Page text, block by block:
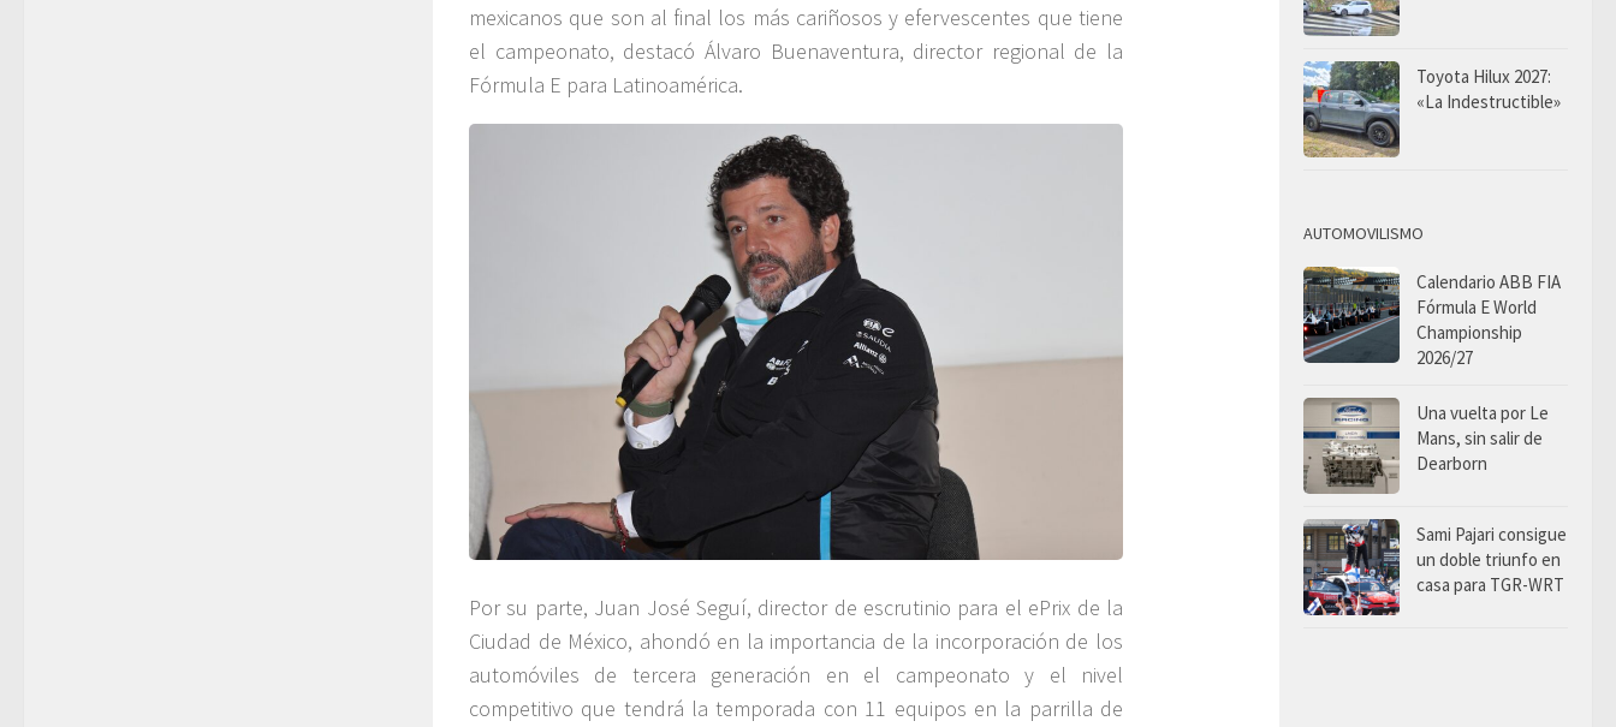
mexicanos que son al final los más cariñosos y efervescentes que tiene
el campeonato, destacó Álvaro Buenaventura, director regional de la
Fórmula E para Latinoamérica.
Por su parte, Juan José Seguí, director de escrutinio para el ePrix de la
Ciudad de México, ahondó en la importancia de la incorporación de los
automóviles de tercera generación en el campeonato y el nivel
competitivo que tendrá la temporada con 11 equipos en la parrilla de
Toyota Hilux 2027:
«La Indestructible»
AUTOMOVILISMO
Calendario ABB FIA
Fórmula E World
Championship
2026/27
Una vuelta por Le
Mans, sin salir de
Dearborn
Sami Pajari consigue
un doble triunfo en
casa para TGR-WRT